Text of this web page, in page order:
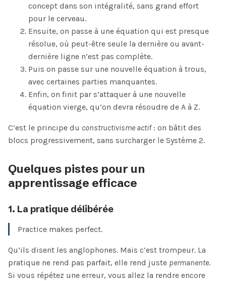
concept dans son intégralité, sans grand effort
pour le cerveau.
Ensuite, on passe à une équation qui est presque
résolue, où peut-être seule la dernière ou avant-
dernière ligne n’est pas complète.
Puis on passe sur une nouvelle équation à trous,
avec certaines parties manquantes.
Enfin, on finit par s’attaquer à une nouvelle
équation vierge, qu’on devra résoudre de A à Z.
C’est le principe du constructivisme actif: on bâtit des
blocs progressivement, sans surcharger le Système 2.
Quelques pistes pour un
apprentissage efficace
1. La pratique délibérée
Practice makes perfect.
Qu’ils disent les anglophones. Mais c’est trompeur. La
pratique ne rend pas parfait, elle rend juste permanente.
Si vous répétez une erreur, vous allez la rendre encore